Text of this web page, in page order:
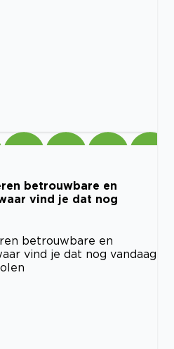
betrouwbare en
vind je dat nog
betrouwbare en
vind je dat nog vandaag